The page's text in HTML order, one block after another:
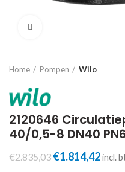
Home Pompen Wilo
2120646
40/0,5-8 DN40
€2.835,03 €1.814,42incl.